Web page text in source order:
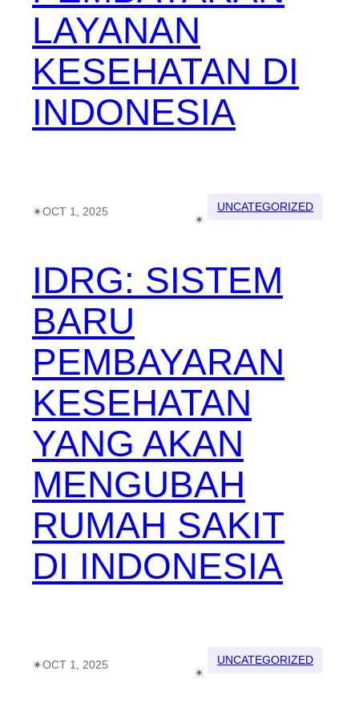
LAYANAN
KESEHATAN DI
INDONESIA
✴︎OCT 1, 2025
✴︎
UNCATEGORIZED
IDRG: SISTEM
BARU
PEMBAYARAN
KESEHATAN
YANG AKAN
MENGUBAH
RUMAH SAKIT
DI INDONESIA
✴︎OCT 1, 2025
✴︎
UNCATEGORIZED